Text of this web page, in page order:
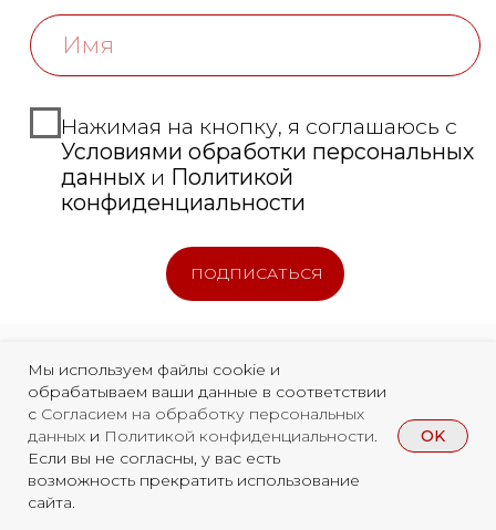
Мы используем файлы cookie и
обрабатываем ваши данные в соответствии
с Согласием на обработку персональных
данных и Политикой конфиденциальности.
Если вы не согласны, у вас есть
возможность прекратить использование
сайта.
OK